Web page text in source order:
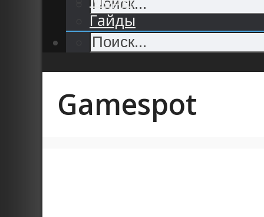
Гайды
Gamespot